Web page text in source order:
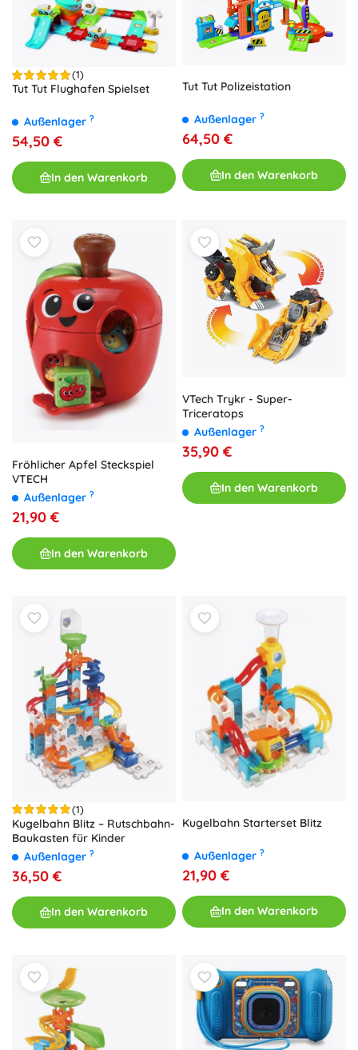
(1)
Tut Tut Flughafen Spielset
Außenlager ?
54,50 €
In den Warenkorb
Tut Tut Polizeistation
Außenlager ?
64,50 €
In den Warenkorb
Fröhlicher Apfel Steckspiel
VTECH
Außenlager ?
21,90 €
In den Warenkorb
VTech Trykr - Super-
Triceratops
Außenlager ?
35,90 €
In den Warenkorb
(1)
Kugelbahn Blitz – Rutschbahn-
Baukasten für Kinder
Außenlager ?
36,50 €
In den Warenkorb
Kugelbahn Starterset Blitz
Außenlager ?
21,90 €
In den Warenkorb